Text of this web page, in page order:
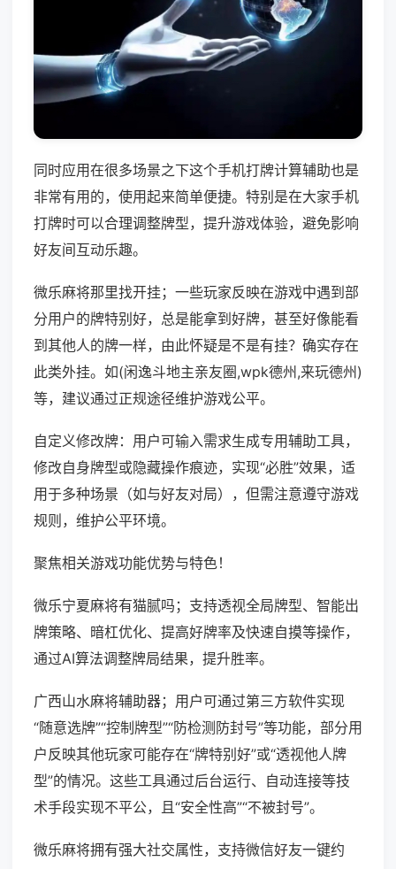
同时应用在很多场景之下这个手机打牌计算辅助也是
非常有用的，使用起来简单便捷。特别是在大家手机
打牌时可以合理调整牌型，提升游戏体验，避免影响
好友间互动乐趣。
微乐麻将那里找开挂；一些玩家反映在游戏中遇到部
分用户的牌特别好，总是能拿到好牌，甚至好像能看
到其他人的牌一样，由此怀疑是不是有挂？确实存在
此类外挂。如(闲逸斗地主亲友圈,wpk德州,来玩德州)
等，建议通过正规途径维护游戏公平。
自定义修改牌：用户可输入需求生成专用辅助工具，
修改自身牌型或隐藏操作痕迹，实现“必胜”效果，适
用于多种场景（如与好友对局），但需注意遵守游戏
规则，维护公平环境。
聚焦相关游戏功能优势与特色！
微乐宁夏麻将有猫腻吗；支持透视全局牌型、智能出
牌策略、暗杠优化、提高好牌率及快速自摸等操作，
通过AI算法调整牌局结果，提升胜率。
广西山水麻将辅助器；用户可通过第三方软件实现
“随意选牌”“控制牌型”“防检测防封号”等功能，部分用
户反映其他玩家可能存在“牌特别好”或“透视他人牌
型”的情况。这些工具通过后台运行、自动连接等技
术手段实现不平公，且“安全性高”“不被封号”。
微乐麻将拥有强大社交属性，支持微信好友一键约